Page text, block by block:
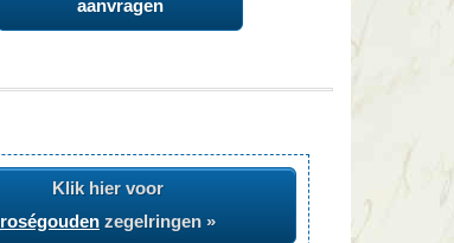
aanvragen
Klik hier voor
roségouden zegelringen »